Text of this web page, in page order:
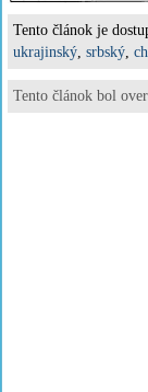
Tento článok je
ukrajinský srbský
Tento článok bol